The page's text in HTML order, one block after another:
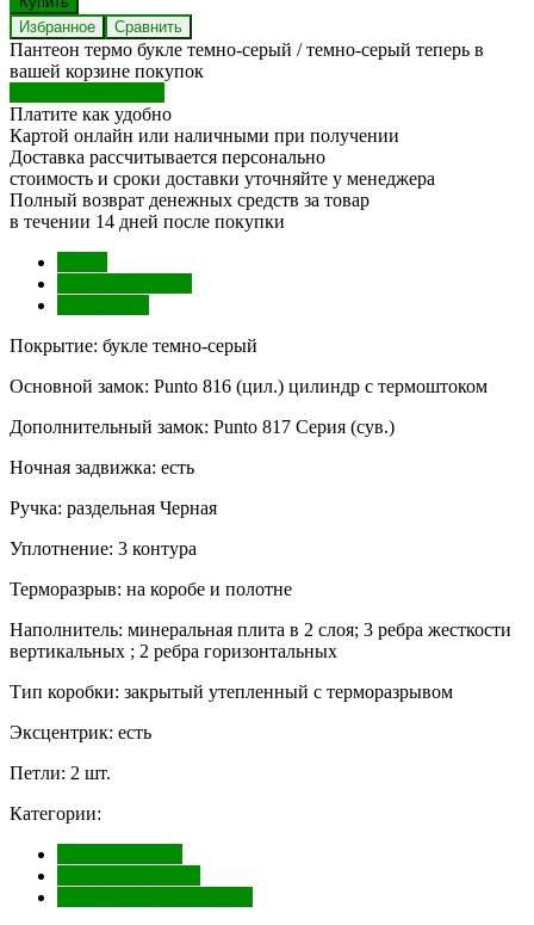
Избранное Сравнить
Пантеон термо букле темно-серый / темно-серый теперь в
вашей корзине покупок
Платите как удобно
Картой онлайн или наличными при получении
Доставка рассчитывается персонально
стоимость и сроки доставки уточняйте у менеджера
Полный возврат денежных средств за товар
в течении 14 дней после покупки
Покрытие: букле темно-серый
Основной замок: Punto 816 (цил.) цилиндр с термоштоком
Дополнительный замок: Punto 817 Серия (сув.)
Ночная задвижка: есть
Ручка: раздельная Черная
Уплотнение: 3 контура
Терморазрыв: на коробе и полотне
Наполнитель: минеральная плита в 2 слоя; 3 ребра жесткости
вертикальных ; 2 ребра горизонтальных
Тип коробки: закрытый утепленный c терморазрывом
Эксцентрик: есть
Петли: 2 шт.
Категории: